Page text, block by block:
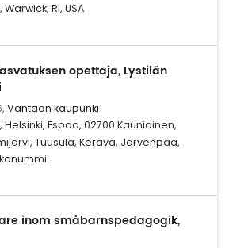
RI, USA
opettaja, Lystilän
Vantaan kaupunki
Espoo, 02700 Kauniainen,
Tuusula, Kerava, Järvenpää,
inom småbarnspedagogik,